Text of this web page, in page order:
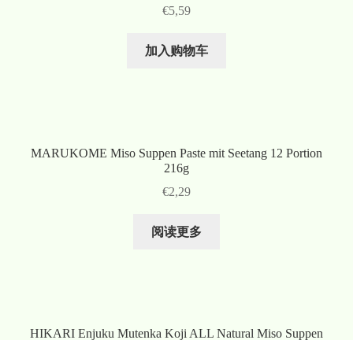
€5,59
加入购物车
MARUKOME Miso Suppen Paste mit Seetang 12 Portion
216g
€2,29
阅读更多
HIKARI Enjuku Mutenka Koji ALL Natural Miso Suppen